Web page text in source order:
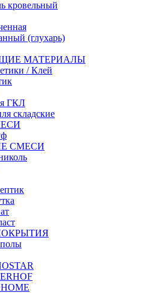
кровельный
(глухарь)
МАТЕРИАЛЫ
/ Клей
ГКЛ
складские
СМЕСИ